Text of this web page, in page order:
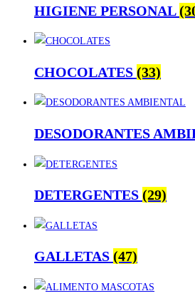
HIGIENE PERSONAL
CHOCOLATES (33)
DESODORANTES
DETERGENTES (29)
GALLETAS (47)